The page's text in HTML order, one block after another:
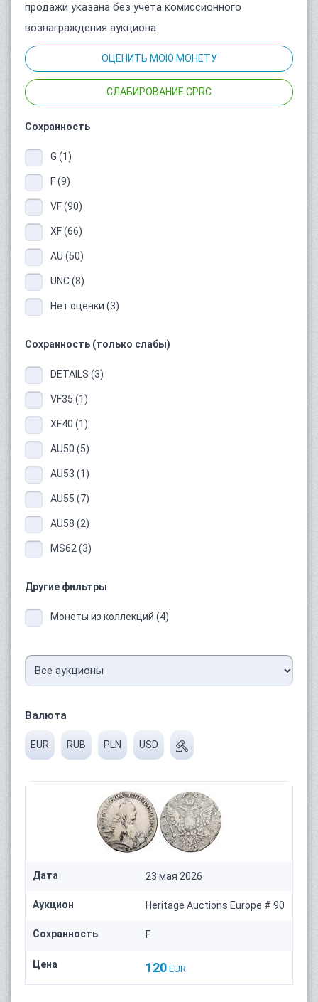
продажи указана без учета комиссионного
вознаграждения аукциона.
ОЦЕНИТЬ МОЮ МОНЕТУ
СЛАБИРОВАНИЕ CPRC
Сохранность
G (1)
F (9)
VF (90)
XF (66)
AU (50)
UNC (8)
Нет оценки (3)
Сохранность (только слабы)
DETAILS (3)
VF35 (1)
XF40 (1)
AU50 (5)
AU53 (1)
AU55 (7)
AU58 (2)
MS62 (3)
Другие фильтры
Монеты из коллекций (4)
Валюта
EUR RUB PLN USD
Дата 23 мая 2026
Аукцион Heritage Auctions Europe # 90
Сохранность F
Цена 120 EUR